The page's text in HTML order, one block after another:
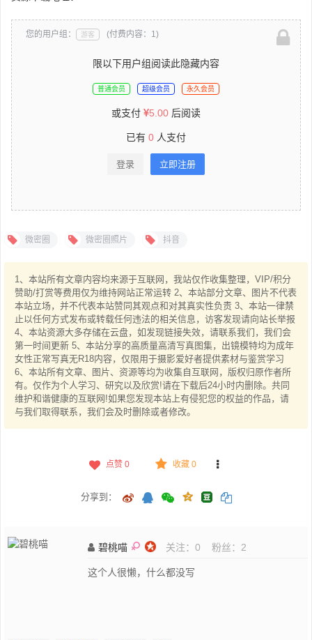
您的用户组： 游客 (付费内容：1)
限以下用户组阅读此隐藏内容
普通会员 超级会员 永久会员
或支付 5.00 后阅读
已有 0 人支付
登录 立即注册
微密圈 微密圈照片 抖音
1、本站所有文章内容均来源于互联网，我站仅作收集整理，VIP/积分
赞助/打赏等费用仅为维持网站正常运转 2、本站部分文章、图片不代表
本站立场，并不代表本站赞同其观点和对其真实性负责 3、本站一律禁
止以任何方式发布或转载任何违法的相关信息，访客发现请向站长举报
4、本站资源大多存储在云盘，如发现链接失效，请联系我们，我们会
第一时间更新 5、本站分享的高质量高清写真图集，出镜模特均为成年
女性正常写真无R18内容，仅限用于摄影爱好者提供素材与鉴赏学习
6、本站所有文章、图片、资源等均为收集自互联网，版权归原作者所
有。仅作为个人学习、研究以及欣赏!请在下载后24小时内删除。共同
维护和谐健康的互联网!如果您发现本站上有侵犯您的权益的作品，请
与我们取得联系，我们会及时删除或者修改。
点赞 0 收藏 0
分享到：
碧桃喵 关注： 0 粉丝： 2
这个人很懒，什么都没写